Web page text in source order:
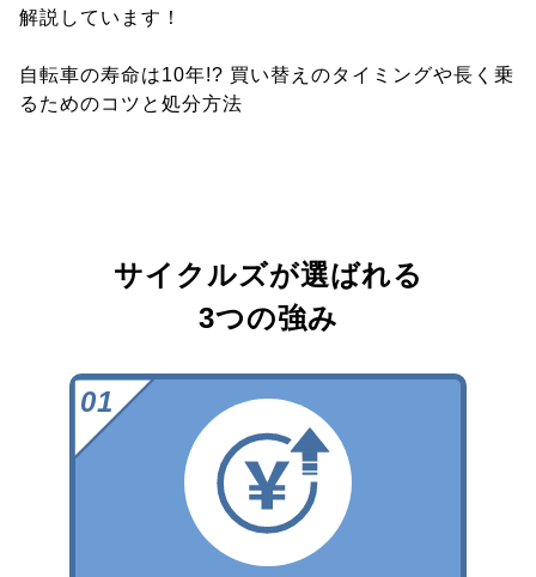
解説しています！
自転車の寿命は10年!? 買い替えのタイミングや長く乗
るためのコツと処分方法
サイクルズが選ばれる
3つの強み